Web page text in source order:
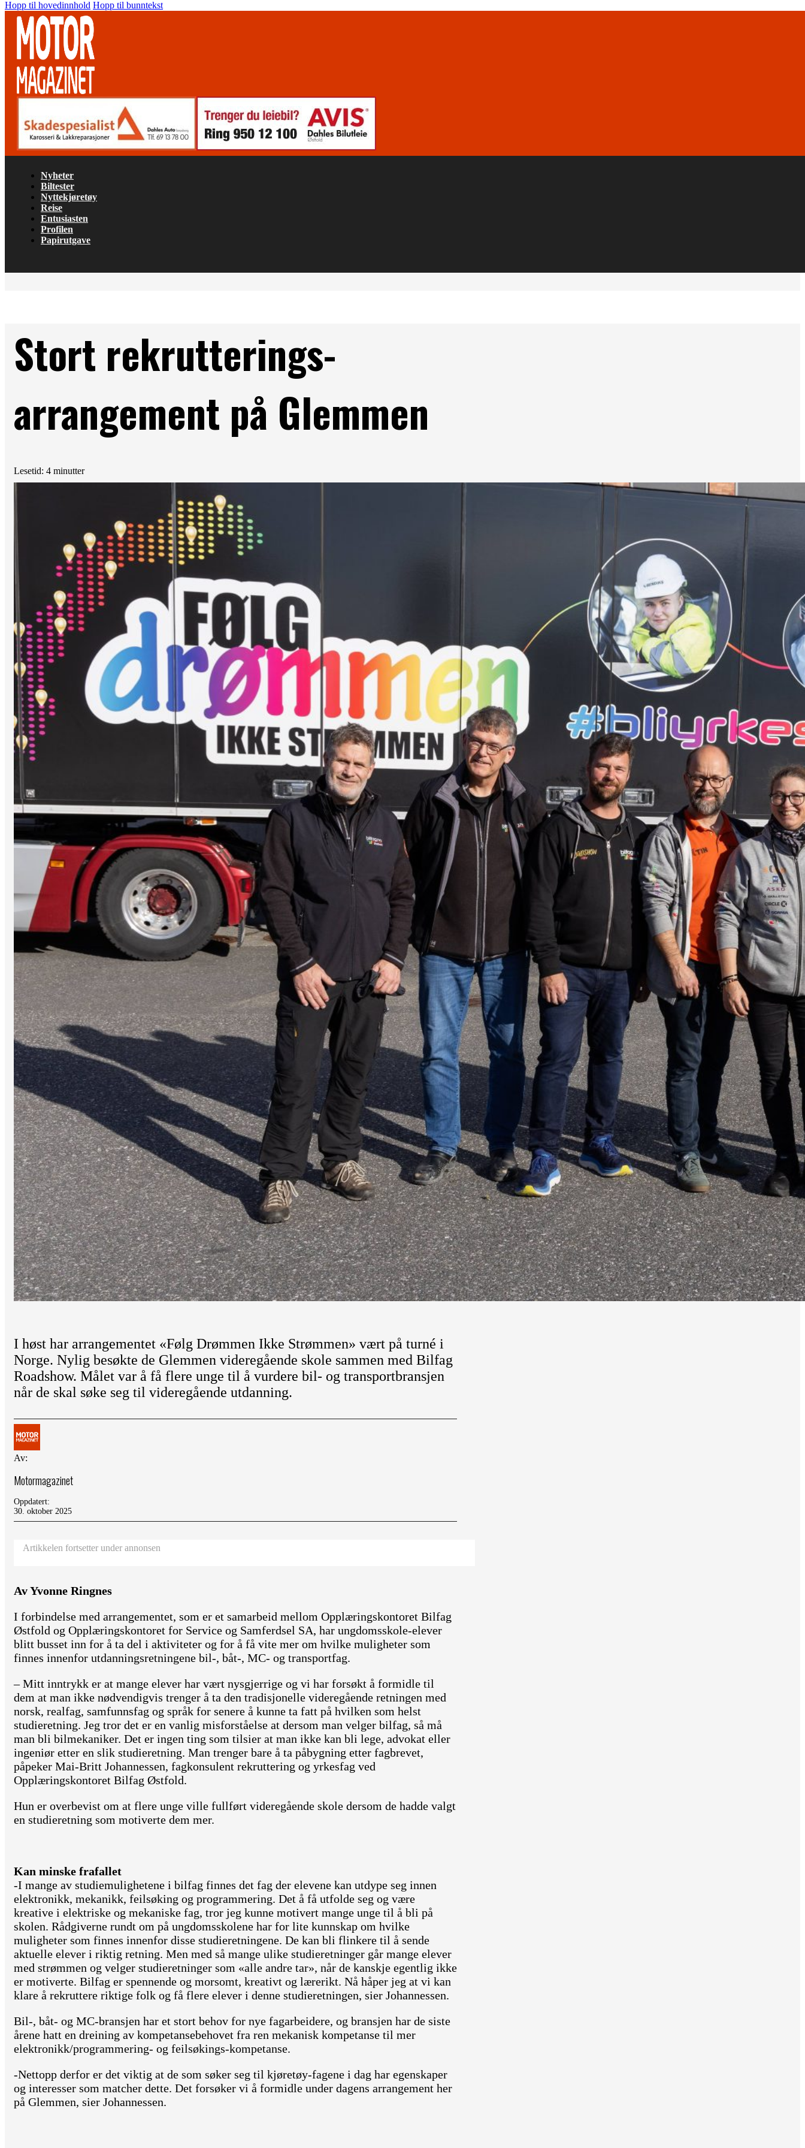
Hopp til hovedinnhold Hopp til bunntekst
Nyheter
Biltester
Nyttekjøretøy
Reise
Entusiasten
Profilen
Papirutgave
Stort rekrutterings-
arrangement på Glemmen
Lesetid: 4 minutter
I høst har arrangementet «Følg Drømmen Ikke Strømmen» vært på turné i
Norge. Nylig besøkte de Glemmen videregående skole sammen med Bilfag
Roadshow. Målet var å få flere unge til å vurdere bil- og transportbransjen
når de skal søke seg til videregående utdanning.
Av:
Motormagazinet
Oppdatert:
30. oktober 2025
Artikkelen fortsetter under annonsen
Av Yvonne Ringnes
I forbindelse med arrangementet, som er et samarbeid mellom Opplæringskontoret Bilfag
Østfold og Opplæringskontoret for Service og Samferdsel SA, har ungdomsskole-elever
blitt busset inn for å ta del i aktiviteter og for å få vite mer om hvilke muligheter som
finnes innenfor utdanningsretningene bil-, båt-, MC- og transportfag.
– Mitt inntrykk er at mange elever har vært nysgjerrige og vi har forsøkt å formidle til
dem at man ikke nødvendigvis trenger å ta den tradisjonelle videregående retningen med
norsk, realfag, samfunnsfag og språk for senere å kunne ta fatt på hvilken som helst
studieretning. Jeg tror det er en vanlig misforståelse at dersom man velger bilfag, så må
man bli bilmekaniker. Det er ingen ting som tilsier at man ikke kan bli lege, advokat eller
ingeniør etter en slik studieretning. Man trenger bare å ta påbygning etter fagbrevet,
påpeker Mai-Britt Johannessen, fagkonsulent rekruttering og yrkesfag ved
Opplæringskontoret Bilfag Østfold.
Hun er overbevist om at flere unge ville fullført videregående skole dersom de hadde valgt
en studieretning som motiverte dem mer.
Kan minske frafallet
-I mange av studiemulighetene i bilfag finnes det fag der elevene kan utdype seg innen
elektronikk, mekanikk, feilsøking og programmering. Det å få utfolde seg og være
kreative i elektriske og mekaniske fag, tror jeg kunne motivert mange unge til å bli på
skolen. Rådgiverne rundt om på ungdomsskolene har for lite kunnskap om hvilke
muligheter som finnes innenfor disse studieretningene. De kan bli flinkere til å sende
aktuelle elever i riktig retning. Men med så mange ulike studieretninger går mange elever
med strømmen og velger studieretninger som «alle andre tar», når de kanskje egentlig ikke
er motiverte. Bilfag er spennende og morsomt, kreativt og lærerikt. Nå håper jeg at vi kan
klare å rekruttere riktige folk og få flere elever i denne studieretningen, sier Johannessen.
Bil-, båt- og MC-bransjen har et stort behov for nye fagarbeidere, og bransjen har de siste
årene hatt en dreining av kompetansebehovet fra ren mekanisk kompetanse til mer
elektronikk/programmering- og feilsøkings-kompetanse.
-Nettopp derfor er det viktig at de som søker seg til kjøretøy-fagene i dag har egenskaper
og interesser som matcher dette. Det forsøker vi å formidle under dagens arrangement her
på Glemmen, sier Johannessen.